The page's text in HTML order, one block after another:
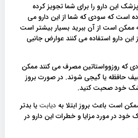
این دارو را برای شما تجویز کرده
است که سودی که شما از این دارو می
ممکن است از آن ببرید بسیار بیشتر است
این دارو استفاده می کنند عوارض جانبی
که روزوواستاتین مصرف می کنند ممکن
حافظه یا گیجی شوند. در صورت بروز
خود صحبت کنید.
است باعث بروز ابتلا به دیابت یا بدتر
در مورد مزایا و خطرات این دارو در